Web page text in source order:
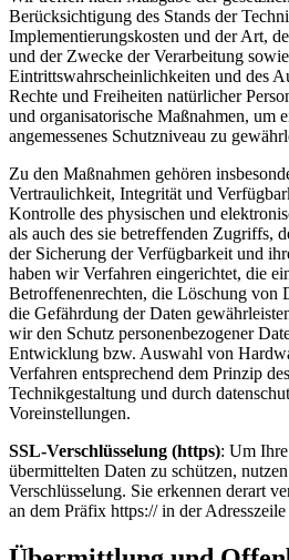
Berücksichtigung des Stands der
Implementierungskosten und der Art,
und der Zwecke der Verarbeitung
Eintrittswahrscheinlichkeiten und des
Rechte und Freiheiten natürlicher
und organisatorische Maßnahmen, um
angemessenes Schutzniveau zu
Zu den Maßnahmen gehören
Vertraulichkeit, Integrität und
Kontrolle des physischen und
als auch des sie betreffenden Zugriffs,
der Sicherung der Verfügbarkeit und
haben wir Verfahren eingerichtet, die
Betroffenenrechten, die Löschung von
die Gefährdung der Daten
wir den Schutz personenbezogener
Entwicklung bzw. Auswahl von
Verfahren entsprechend dem Prinzip
Technikgestaltung und durch
Voreinstellungen.
SSL-Verschlüsselung (https): Um
übermittelten Daten zu schützen,
Verschlüsselung. Sie erkennen derart
an dem Präfix https:// in der